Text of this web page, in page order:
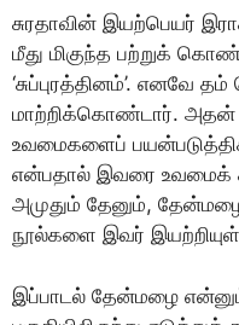
சுரதாவின் இயற்பெயர்
மீது மிகுந்த பற்றுக்
‘சுப்புரத்தினம்’. எனவே
மாற்றிக்கொண்டார். அதன்
உவமைகளைப்
என்பதால் இவரை உவமைக்
அமுதும் தேனும்,
நூல்களை இவர்
இப்பாடல் தேன்மழை